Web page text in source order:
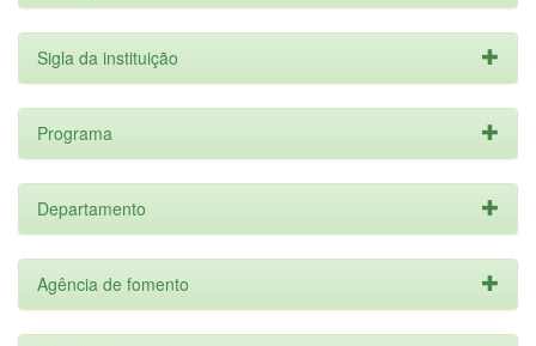
Sigla da instituição
Programa
Departamento
Agência de fomento